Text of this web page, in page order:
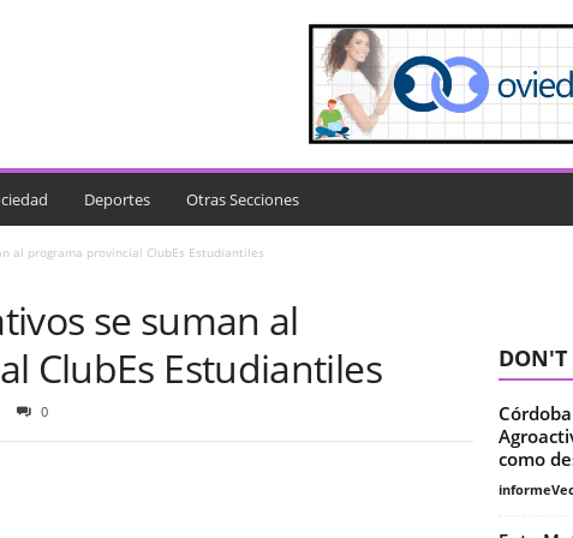
Deportes Otras Secciones
al programa provincial ClubEs Estudiantiles
se suman al
ClubEs Estudiantiles
0
DON'T
como